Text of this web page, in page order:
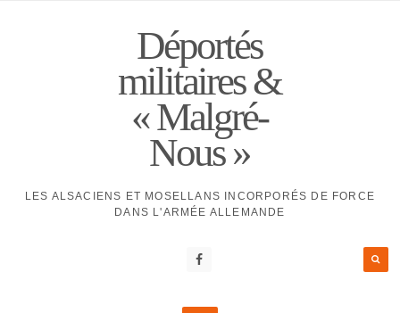
Déportés
militaires &
« Malgré-
Nous »
LES ALSACIENS ET MOSELLANS INCORPORÉS DE FORCE
DANS L'ARMÉE ALLEMANDE